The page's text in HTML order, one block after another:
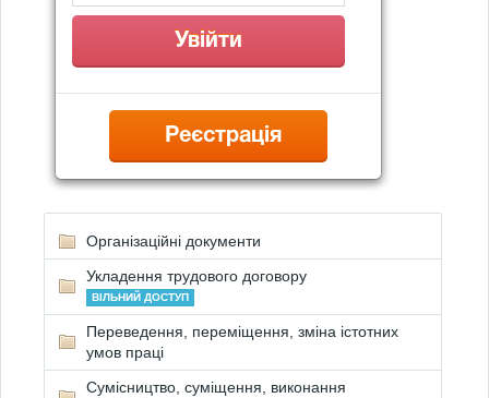
Реєстрація
Організаційні документи
Укладення трудового договору
ВІЛЬНИЙ ДОСТУП
Переведення, переміщення, зміна істотних
умов праці
Сумісництво, суміщення, виконання